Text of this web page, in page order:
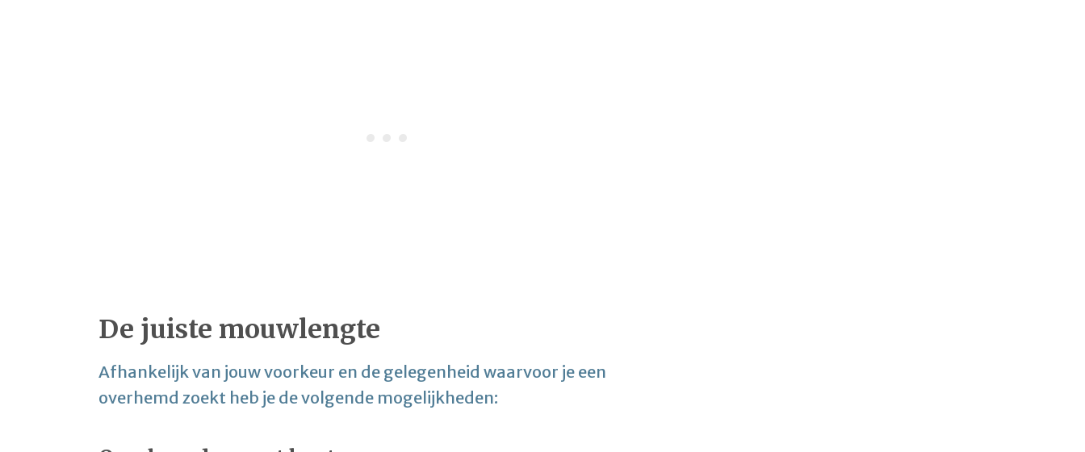
De juiste mouwlengte
Afhankelijk van jouw voorkeur en de gelegenheid waarvoor je een
overhemd zoekt heb je de volgende mogelijkheden: